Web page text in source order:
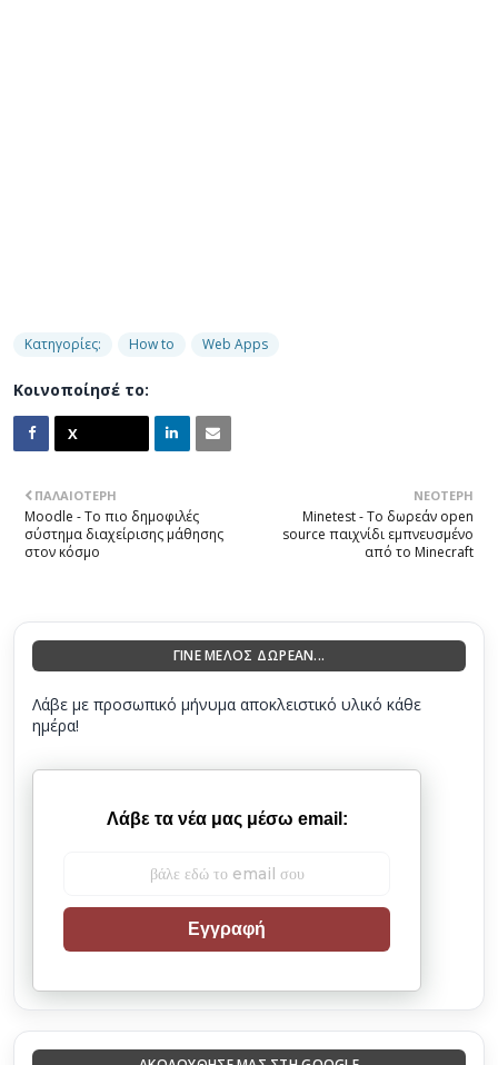
Κατηγορίες: How to Web Apps
Κοινοποίησέ το:
ΝΕΌΤΕΡΗ
Minetest - Το δωρεάν open
source παιχνίδι εμπνευσμένο
από το Minecraft
ΠΑΛΑΙΌΤΕΡΗ
Moodle - Το πιο δημοφιλές
σύστημα διαχείρισης μάθησης
στον κόσμο
ΓΙΝΕ ΜΕΛΟΣ ΔΩΡΕΑΝ...
Λάβε με προσωπικό μήνυμα αποκλειστικό υλικό κάθε
ημέρα!
Λάβε τα νέα μας μέσω email:
Εγγραφή